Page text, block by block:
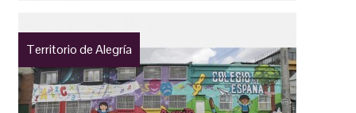
Territorio de Alegría